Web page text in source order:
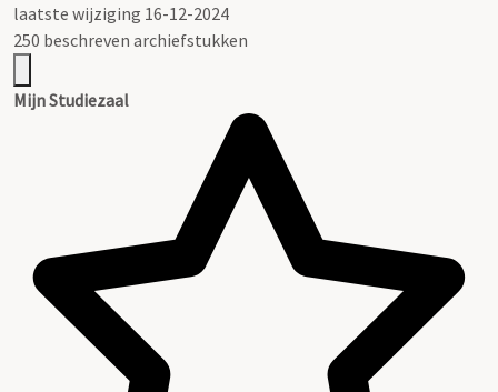
laatste wijziging 16-12-2024
250 beschreven archiefstukken
Mijn Studiezaal